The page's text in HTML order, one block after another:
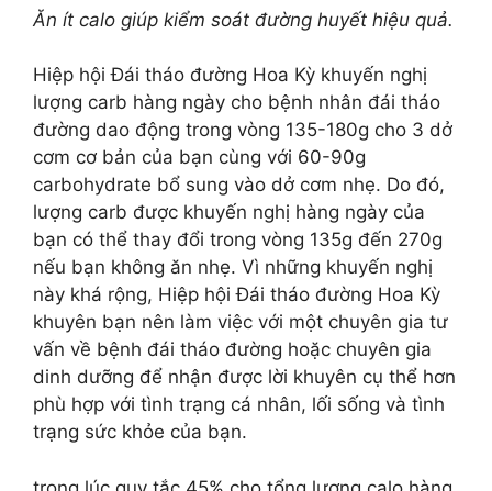
Ăn ít calo giúp kiểm soát đường huyết hiệu quả.
Hiệp hội Đái tháo đường Hoa Kỳ khuyến nghị
lượng carb hàng ngày cho bệnh nhân đái tháo
đường dao động trong vòng 135-180g cho 3 dở
cơm cơ bản của bạn cùng với 60-90g
carbohydrate bổ sung vào dở cơm nhẹ. Do đó,
lượng carb được khuyến nghị hàng ngày của
bạn có thể thay đổi trong vòng 135g đến 270g
nếu bạn không ăn nhẹ. Vì những khuyến nghị
này khá rộng, Hiệp hội Đái tháo đường Hoa Kỳ
khuyên bạn nên làm việc với một chuyên gia tư
vấn về bệnh đái tháo đường hoặc chuyên gia
dinh dưỡng để nhận được lời khuyên cụ thể hơn
phù hợp với tình trạng cá nhân, lối sống và tình
trạng sức khỏe của bạn.